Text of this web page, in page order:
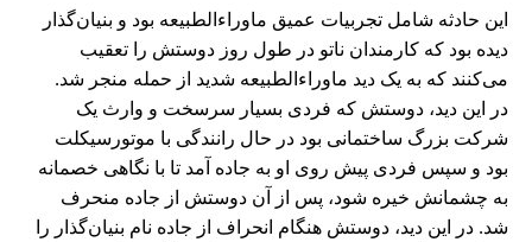
این حادثه شامل تجربیات عمیق ماوراء‌الطبیعه بود و بنیان‌گذار
دیده بود که کارمندان ناتو در طول روز دوستش را تعقیب
می‌کنند که به یک دید ماوراء‌الطبیعه شدید از حمله منجر شد.
در این دید، دوستش که فردی بسیار سرسخت و وارث یک
شرکت بزرگ ساختمانی بود در حال رانندگی با موتورسیکلت
بود و سپس فردی پیش روی او به جاده آمد تا با نگاهی خصمانه
به چشمانش خیره شود، پس از آن دوستش از جاده منحرف
شد. در این دید، دوستش هنگام انحراف از جاده نام بنیان‌گذار را